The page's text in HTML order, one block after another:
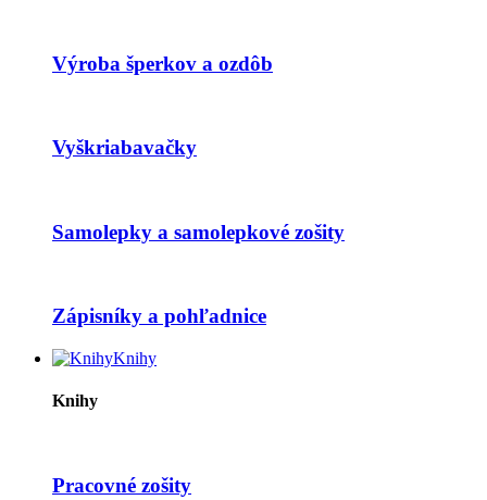
Výroba šperkov a ozdôb
Vyškriabavačky
Samolepky a samolepkové zošity
Zápisníky a pohľadnice
Knihy
Knihy
Pracovné zošity